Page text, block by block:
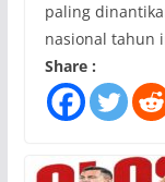
paling
nasional tahun
Share :